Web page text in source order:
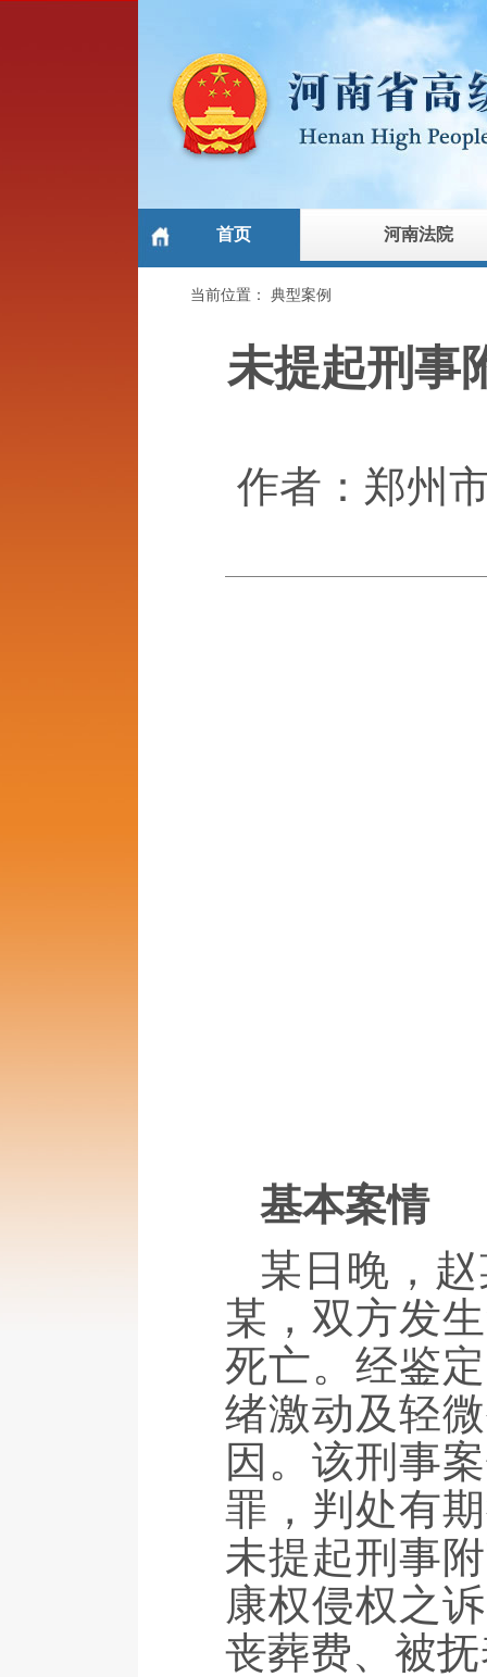
首页 河南法院
当前位置：典型案例
未提起刑事
作者：郑州
基本案情
某日晚，
某，双方发
死亡。经鉴
绪激动及轻
因。该刑事
罪，判处有
未提起刑事
康权侵权之
丧葬费、被